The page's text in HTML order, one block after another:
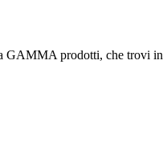
GAMMA prodotti, che trovi in